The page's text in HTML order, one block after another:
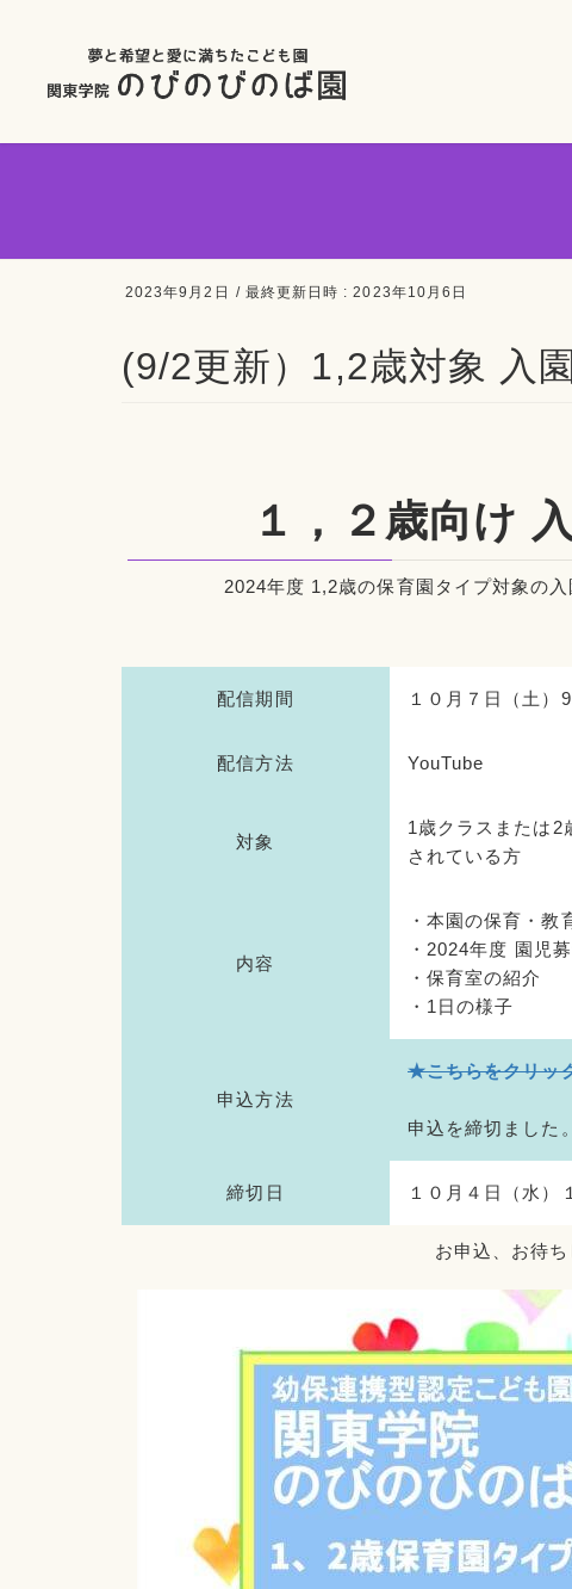
2023年9月2日 / 最終更新日時 :2023年10月6日
(9/2更新）1,2歳対象 入
１，２歳向け
2024年度 1,2歳の保育園タイプ対象の
配信期間 １０月７日（土）
配信方法 YouTube
対象
1歳クラスまたは2
されている方
内容
・本園の保育・教
・2024年度 園児
・保育室の紹介
・1日の様子
申込方法
★こちらをクリッ
申込を締切ました
締切日 １０月４日（水）
お申込、お待ち